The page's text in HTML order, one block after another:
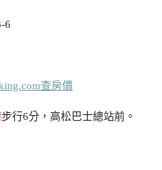
6
查房價
步行6分，高松巴士總站前。